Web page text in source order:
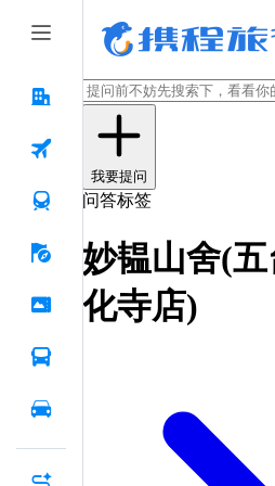
我要提问
问答标签
妙韫山舍(
化寺店)